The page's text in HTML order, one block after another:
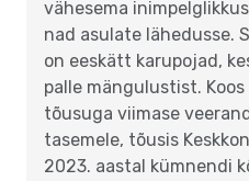
vähesema
nad asulate lähedusse.
on eeskätt karupojad,
palle mängulustist.
tõusuga viimase
tasemele, tõusis
2023. aastal kümnendi